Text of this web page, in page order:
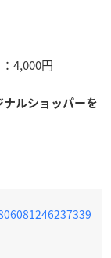
4,000円
ナルショッパーを